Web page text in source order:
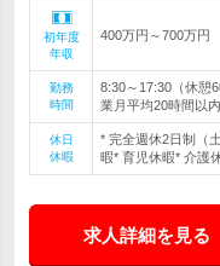
初年度
年収
400万円～700万円
勤務
時間
8:30～17:30（休憩
業月平均20時間以内
休日
休暇
* 完全週休2日制（
暇* 育児休暇* 介護
求人詳細を見る